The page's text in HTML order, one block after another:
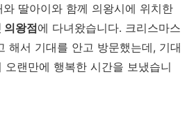
딸아이와 함께 의왕시에 위치한
의왕점에 다녀왔습니다. 크리스마스
해서 기대를 안고 방문했는데, 기대
오랜만에 행복한 시간을 보냈습니